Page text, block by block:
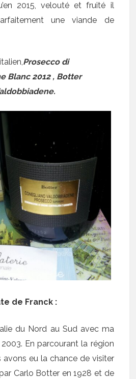
2015, velouté et fruité il
une viande de
Prosecco di
Blanc 2012 , Botter
de Franck :
du Nord au Sud avec ma
En parcourant la région
avons eu la chance de visiter
Carlo Botter en 1928 et de